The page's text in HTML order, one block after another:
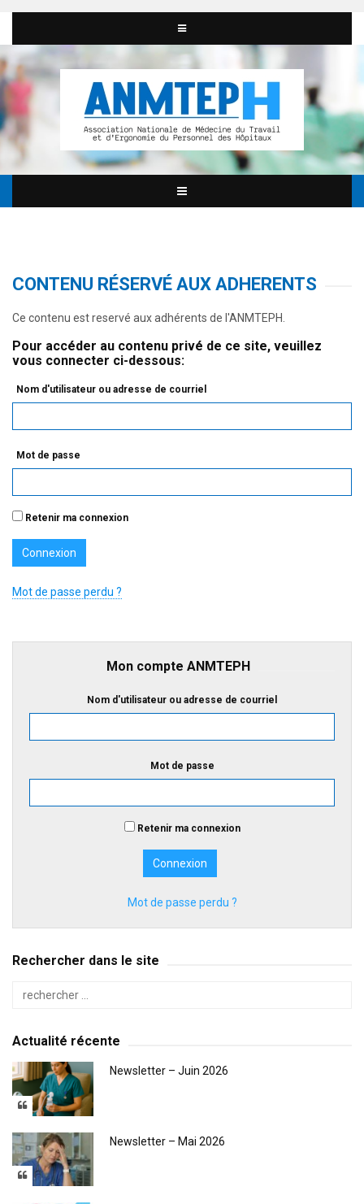
CONTENU RÉSERVÉ AUX ADHERENTS
Ce contenu est reservé aux adhérents de l'ANMTEPH.
Pour accéder au contenu privé de ce site, veuillez
vous connecter ci-dessous:
Nom d'utilisateur ou adresse de courriel
Mot de passe
Retenir ma connexion
Mot de passe perdu ?
Mon compte ANMTEPH
Nom d'utilisateur ou adresse de courriel
Mot de passe
Retenir ma connexion
Mot de passe perdu ?
Rechercher dans le site
Actualité récente
Newsletter – Juin 2026
Newsletter – Mai 2026